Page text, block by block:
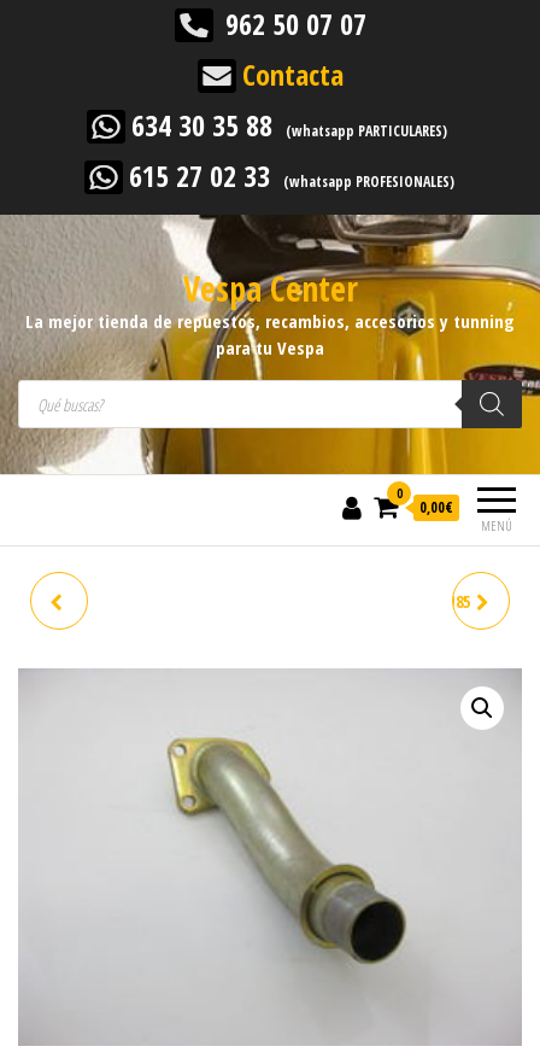
962 50 07 07
Contacta
634 30 35 88
(whatsapp PARTICULARES)
615 27 02 33 (whatsapp PROFESIONALES)
Vespa Center
La mejor tienda de repuestos, recambios, accesorios y tunning
para tu Vespa
Búsqueda de productos
MENÚ
0
0,00€
CHICLE DELLORTO 5 MM N85